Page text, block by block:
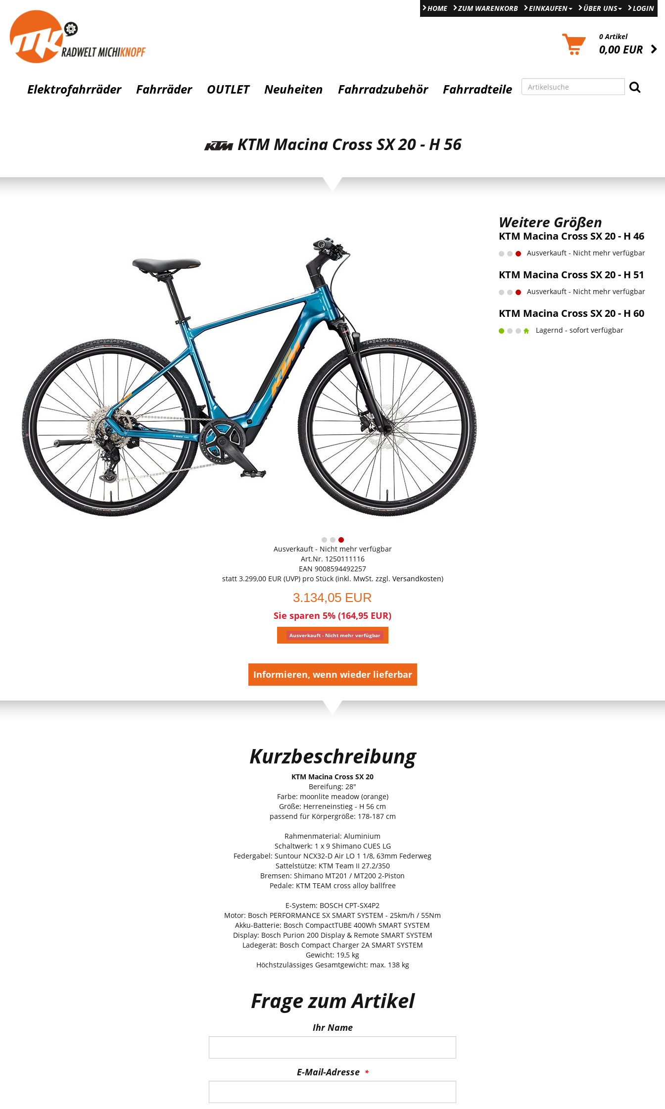
LOGIN
HOME ZUM WARENKORB EINKAUFEN ÜBER UNS
0 Artikel
0,00 EUR
Elektrofahrräder Fahrräder OUTLET Neuheiten Fahrradzubehör Fahrradteile
KTM Macina Cross SX 20 - H 56
Weitere Größen
KTM Macina Cross SX 20 - H 46
Ausverkauft - Nicht mehr verfügbar
KTM Macina Cross SX 20 - H 51
Ausverkauft - Nicht mehr verfügbar
KTM Macina Cross SX 20 - H 60
Lagernd - sofort verfügbar
Ausverkauft - Nicht mehr verfügbar
Art.Nr. 1250111116
EAN 9008594492257
statt 3.299,00 EUR(UVP) pro Stück (inkl. MwSt. zzgl. Versandkosten)
3.134,05 EUR
Sie sparen 5% (164,95 EUR)
Ausverkauft - Nicht mehr verfügbar
Informieren, wenn wieder lieferbar
Kurzbeschreibung
KTM Macina Cross SX 20
Bereifung: 28"
Farbe: moonlite meadow (orange)
Größe: Herreneinstieg - H 56 cm
passend für Körpergröße: 178-187 cm
Rahmenmaterial: Aluminium
Schaltwerk: 1 x 9 Shimano CUES LG
Federgabel: Suntour NCX32-D Air LO 1 1/8, 63mm Federweg
Sattelstütze: KTM Team II 27.2/350
Bremsen: Shimano MT201 / MT200 2-Piston
Pedale: KTM TEAM cross alloy ballfree
E-System: BOSCH CPT-SX4P2
Motor: Bosch PERFORMANCE SX SMART SYSTEM - 25km/h / 55Nm
Akku-Batterie: Bosch CompactTUBE 400Wh SMART SYSTEM
Display: Bosch Purion 200 Display & Remote SMART SYSTEM
Ladegerät: Bosch Compact Charger 2A SMART SYSTEM
Gewicht: 19,5 kg
Höchstzulässiges Gesamtgewicht: max. 138 kg
Frage zum Artikel
Ihr Name
E-Mail-Adresse